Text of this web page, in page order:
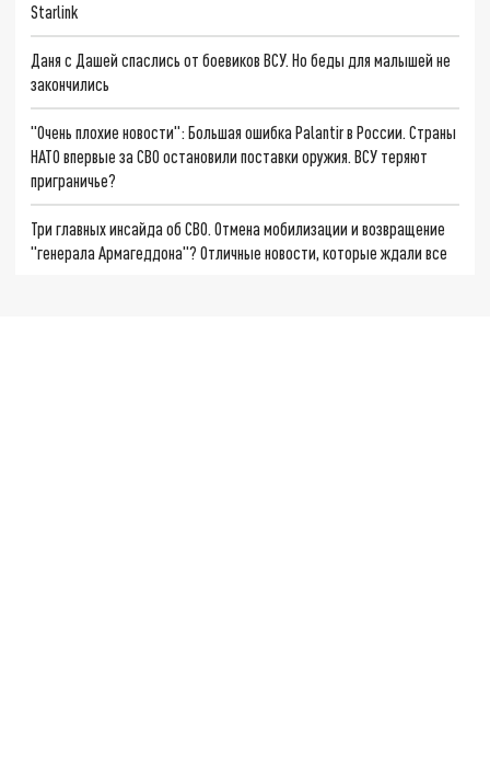
Starlink
Даня с Дашей спаслись от боевиков ВСУ. Но беды для малышей не
закончились
"Очень плохие новости": Большая ошибка Palantir в России. Страны
НАТО впервые за СВО остановили поставки оружия. ВСУ теряют
приграничье?
Три главных инсайда об СВО. Отмена мобилизации и возвращение
"генерала Армагеддона"? Отличные новости, которые ждали все